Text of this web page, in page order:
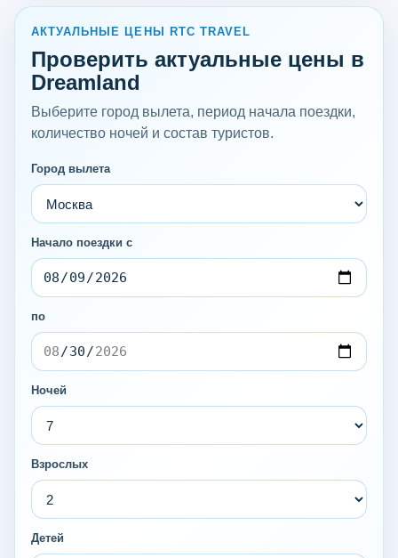
АКТУАЛЬНЫЕ ЦЕНЫ RTC TRAVEL
Проверить актуальные цены в
Dreamland
Выберите город вылета, период начала поездки,
количество ночей и состав туристов.
Город вылета
Начало поездки с
по
Ночей
Взрослых
Детей